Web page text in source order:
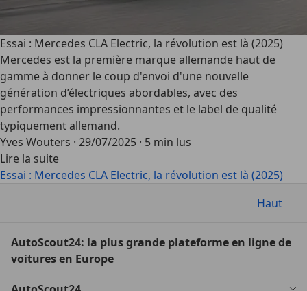
Essai : Mercedes CLA Electric, la révolution est là (2025)
Mercedes est la première marque allemande haut de
gamme à donner le coup d'envoi d'une nouvelle
génération d’électriques abordables, avec des
performances impressionnantes et le label de qualité
typiquement allemand.
Yves Wouters · 29/07/2025 · 5 min lus
Lire la suite
Essai : Mercedes CLA Electric, la révolution est là (2025)
Haut
AutoScout24: la plus grande plateforme en ligne de
voitures en Europe